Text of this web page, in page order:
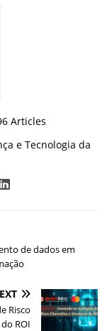
Articles
e Tecnologia da
de dados em
Risco
ROI